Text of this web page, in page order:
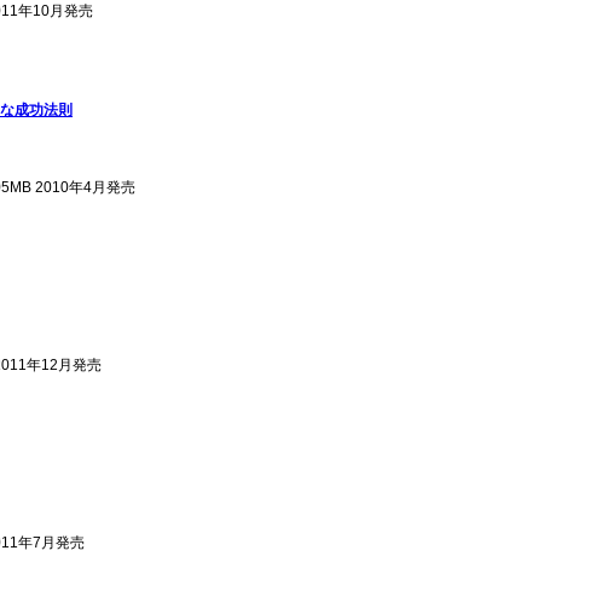
年10月発売
成功法則
2010年4月発売
年12月発売
年7月発売